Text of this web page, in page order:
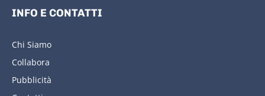
INFO E CONTATTI
Chi Siamo
Collabora
Pubblicità